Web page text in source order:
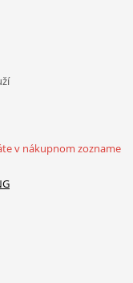
v nákupnom zozname